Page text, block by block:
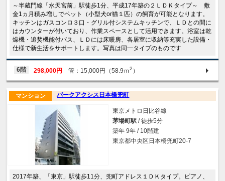
～半蔵門線「水天宮前」駅徒歩1分、平成17年築の２ＬＤＫタイプ～ 敷
金1ヵ月積み増しでペット（小型犬or猫１匹）の飼育が可能となります。
キッチンはガスコンロ３口・グリル付システムキッチンで、ＬＤとの間に
はカウンターが付いており、作業スペースとして活用できます。浴室は乾
燥機・追焚機能付バス、ＬＤには床暖房、各居室に収納等充実した設備・
仕様で新生活をサポートします。写真は同一タイプのものです
6階 298,000円 管：15,000円（58.9ｍ2 ）
パークアクシス日本橋兜町
マンション
東京メトロ日比谷線
茅場町駅 / 徒歩5分
築年 9年 / 10階建
東京都中央区日本橋兜町20-7
2017年築、「東京」駅徒歩11分、兜町アドレス１ＤＫタイプ。ピアノ、